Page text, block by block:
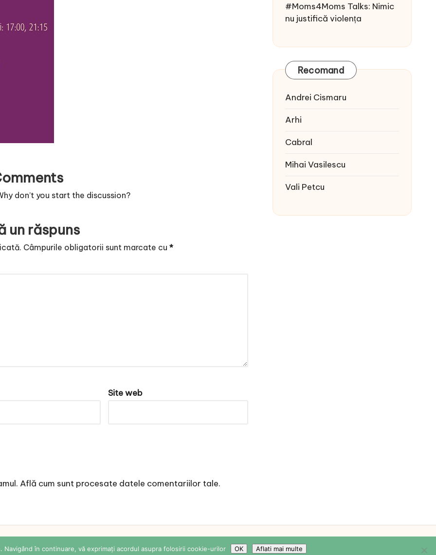
don’t you start the discussion?
un răspuns
Câmpurile obligatorii sunt marcate cu *
Site web
Află cum sunt procesate datele comentariilor tale.
#Moms4Moms Talks: Nimic
nu justifică violența
Recomand
Andrei Cismaru
Arhi
Cabral
Mihai Vasilescu
Vali Petcu
Sabina Cornovac Online. All rights reserved. Bloglo WordPress Theme
Navigând în continuare, vă exprimați acordul asupra folosirii cookie-urilor OK Aflati mai multe